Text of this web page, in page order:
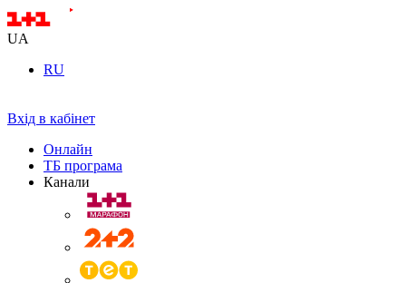
UA
RU
Вхід в кабінет
Онлайн
ТБ програма
Канали